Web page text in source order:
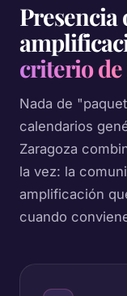
Presencia
criterio
Nada de
calendarios
Zaragoza
la vez: la
amplificación
cuando